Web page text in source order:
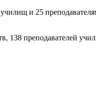
и 25
138 преподавателей